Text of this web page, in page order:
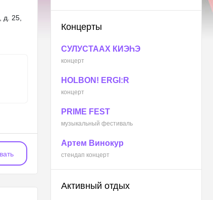
д. 25,
Концерты
СУЛУСТААХ КИЭҺЭ
концерт
HOLBON! ERGI:R
концерт
PRIME FEST
музыкальный фестиваль
Артем Винокур
стендап концерт
Активный отдых